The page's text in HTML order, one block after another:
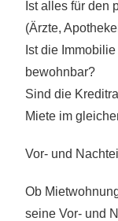
Ist alles für den
(Ärzte,
Ist die
bewohnbar?
Sind die
Miete im
Vor- und
Ob
seine Vor- und